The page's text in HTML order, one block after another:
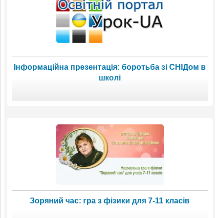
Інформаційна презентація: боротьба зі СНІДом в
школі
Зоряний час: гра з фізики для 7-11 класів